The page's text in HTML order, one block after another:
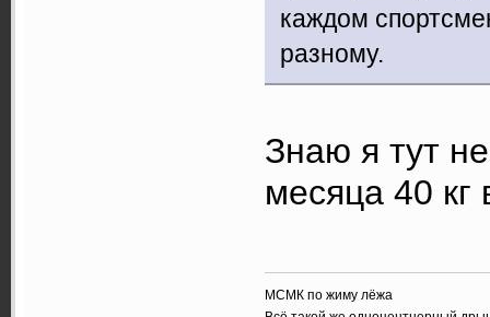
каждом
разному.
Знаю я тут
месяца 40
МСМК по жиму лёжа